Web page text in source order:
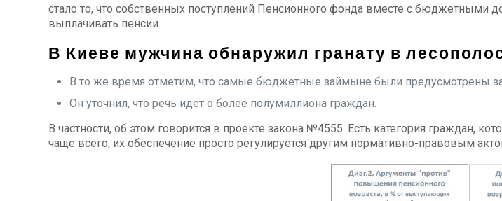
стало то, что собственных поступлений Пенсионного фонда вместе с бюджетными
выплачивать пенсии.
В Киеве мужчина обнаружил гранату в
В то же время отметим, что самые бюджетные займыне были предусмотрены
Он уточнил, что речь идет о более полумиллиона граждан.
В частности, об этом говорится в проекте закона №4555. Есть категория граждан,
чаще всего, их обеспечение просто регулируется другим нормативно-правовым